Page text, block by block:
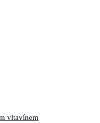
vltavínem